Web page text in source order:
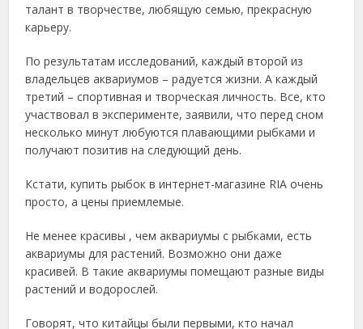
талант в творчестве, любящую семью, прекрасную
карьеру.
По результатам исследований, каждый второй из
владельцев аквариумов – радуется жизни. А каждый
третий – спортивная и творческая личность. Все, кто
участвовал в эксперименте, заявили, что перед сном
несколько минут любуются плавающими рыбками и
получают позитив на следующий день.
Кстати, купить рыбок в интернет-магазине RIA очень
просто, а цены приемлемые.
Не менее красивы , чем аквариумы с рыбками, есть
аквариумы для растений. Возможно они даже
красивей. В такие аквариумы помещают разные виды
растений и водорослей.
Говорят, что китайцы были первыми, кто начал